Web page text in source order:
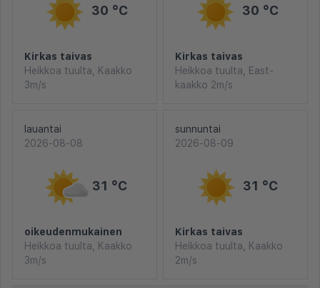
30 °C
Kirkas taivas
Heikkoa tuulta, Kaakko
3m/s
30 °C
Kirkas taivas
Heikkoa tuulta, East-
kaakko 2m/s
lauantai
2026-08-08
31 °C
oikeudenmukainen
Heikkoa tuulta, Kaakko
3m/s
sunnuntai
2026-08-09
31 °C
Kirkas taivas
Heikkoa tuulta, Kaakko
2m/s